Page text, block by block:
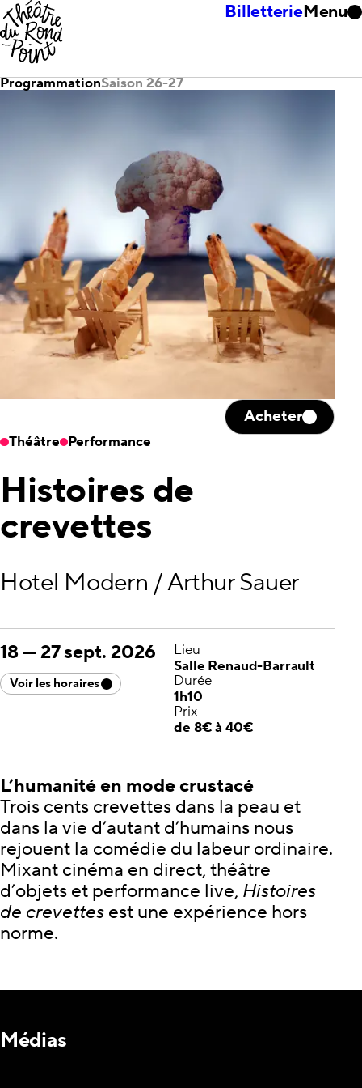
BilletterieMenu
ProgrammationSaison 26-27
Théâtre Performance
Acheter
Histoires de
crevettes
Hotel Modern / Arthur Sauer
18—27 sept. 2026
Voir les horaires
Lieu
Salle Renaud-Barrault
Durée
1h10
Prix
de 8€ à 40€
L’humanité en mode crustacé
Trois cents crevettes dans la peau et
dans la vie d’autant d’humains nous
rejouent la comédie du labeur ordinaire.
Mixant cinéma en direct, théâtre
d’objets et performance live, Histoires
de crevettes est une expérience hors
norme.
Médias